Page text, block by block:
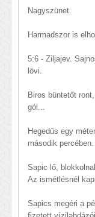
Nagyszünet.
Harmadszor is
5:6 - Ziljajev.
lövi.
Biros büntetőt
gól...
Hegedűs egy
második percében.
Sapic lő,
Az ismétlésnél
Sapics megéri a